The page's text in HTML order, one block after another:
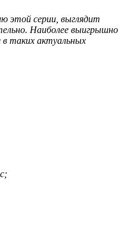
этой серии, выглядит
Наиболее выигрышно
таких актуальных